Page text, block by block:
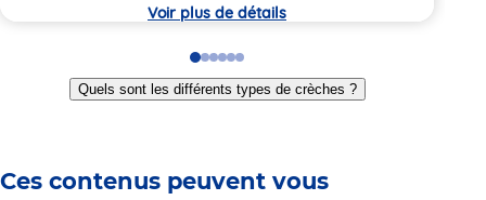
Voir plus de détails
Go
to
slide
Go
to
slide
Go
to
slide
Go
to
slide
Go
to
slide
Go
to
slide
Quels sont les différents types de crèches ?
Ces contenus peuvent vous